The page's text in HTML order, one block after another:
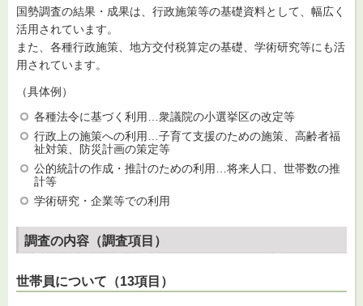
国勢調査の結果・成果は、行政施策等の基礎資料として、幅広く
活用されています。
また、各種行政施策、地方交付税算定の基礎、学術研究等にも活
用されています。
（具体例）
各種法令に基づく利用…衆議院の小選挙区の改定等
行政上の施策への利用…子育て支援のための施策、高齢者福
祉対策、防災計画の策定等
公的統計の作成・推計のための利用…将来人口、世帯数の推
計等
学術研究・企業等での利用
調査の内容（調査項目）
世帯員について（13項目）